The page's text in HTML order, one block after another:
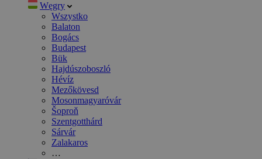
Węgry
Wszystko
Balaton
Bogács
Budapest
Bük
Hajdúszoboszló
Hévíz
Mezőkövesd
Mosonmagyaróvár
Šoproň
Szentgotthárd
Sárvár
Zalakaros
…